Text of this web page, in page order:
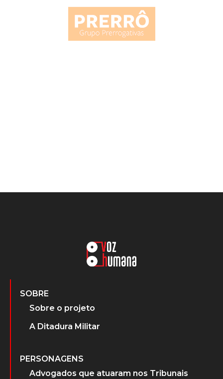
SOBRE
Sobre o projeto
A Ditadura Militar
PERSONAGENS
Advogados que atuaram nos Tribunais